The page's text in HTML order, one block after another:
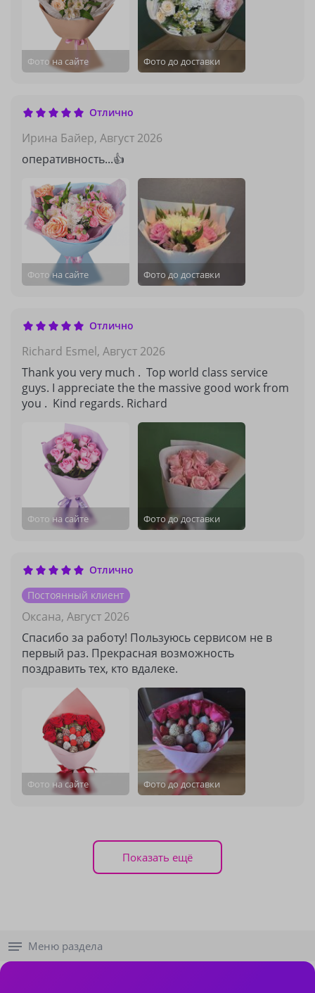
Фото на сайте Фото до доставки
Отлично
Ирина Байер, Август 2026
оперативность...👍
Фото на сайте Фото до доставки
Отлично
Richard Esmel, Август 2026
Thank you very much . Top world class service
guys. I appreciate the the massive good work from
you . Kind regards. Richard
Фото на сайте Фото до доставки
Отлично
Постоянный клиент
Оксана, Август 2026
Спасибо за работу! Пользуюсь сервисом не в
первый раз. Прекрасная возможность
поздравить тех, кто вдалеке.
Фото на сайте Фото до доставки
Показать ещё
Меню раздела